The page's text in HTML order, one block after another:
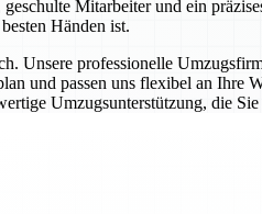
Mitarbeiter und ein
Händen ist.
Unsere professionelle
und passen uns flexibel an
Umzugsunterstützung, die